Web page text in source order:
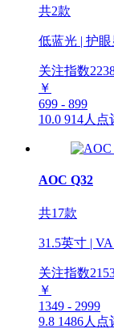
共2款
低蓝光 | 护
关注指数
￥
699 - 899
10.0 914人点
AOC Q32
共17款
31.5英寸 |
关注指数
￥
1349 - 2999
9.8 1486人点